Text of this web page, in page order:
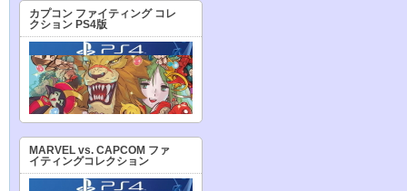
カプコン ファイティング コレ
クション PS4版
MARVEL vs. CAPCOM ファ
イティングコレクション